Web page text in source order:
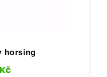
horsing
Kč